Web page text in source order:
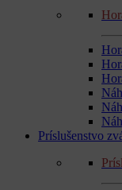
Príslušenstvo